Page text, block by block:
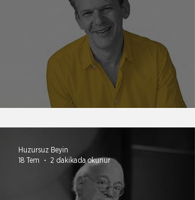
Huzursuz Beyin
18 Tem
2 dakikada okunur